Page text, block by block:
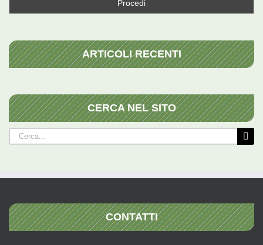
ARTICOLI RECENTI
CERCA NEL SITO
Cerca
per:
CONTATTI